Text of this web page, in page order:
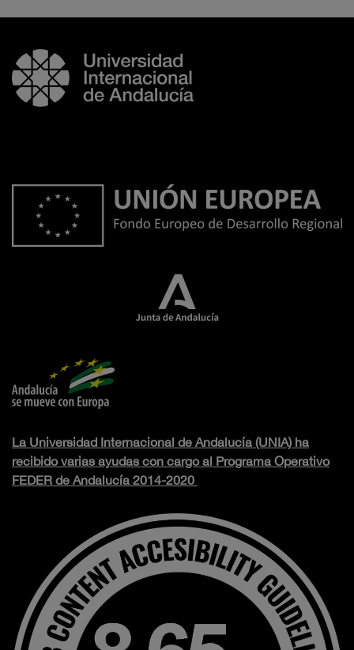
La Universidad Internacional de Andalucía (UNIA) ha
recibido varias ayudas con cargo al Programa Operativo
FEDER de Andalucía 2014-2020